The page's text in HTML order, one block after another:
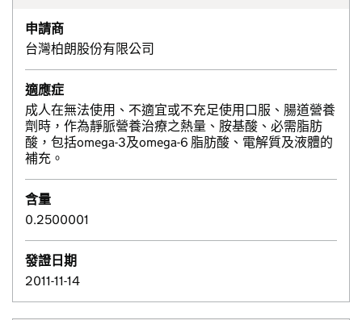
申請商
台灣柏朗股份有限公司
適應症
成人在無法使用、不適宜或不充足使用口服、腸道營養
劑時，作為靜脈營養治療之熱量、胺基酸、必需脂肪
酸，包括omega-3及omega-6 脂肪酸、電解質及液體的
補充。
含量
0.2500001
發證日期
2011-11-14